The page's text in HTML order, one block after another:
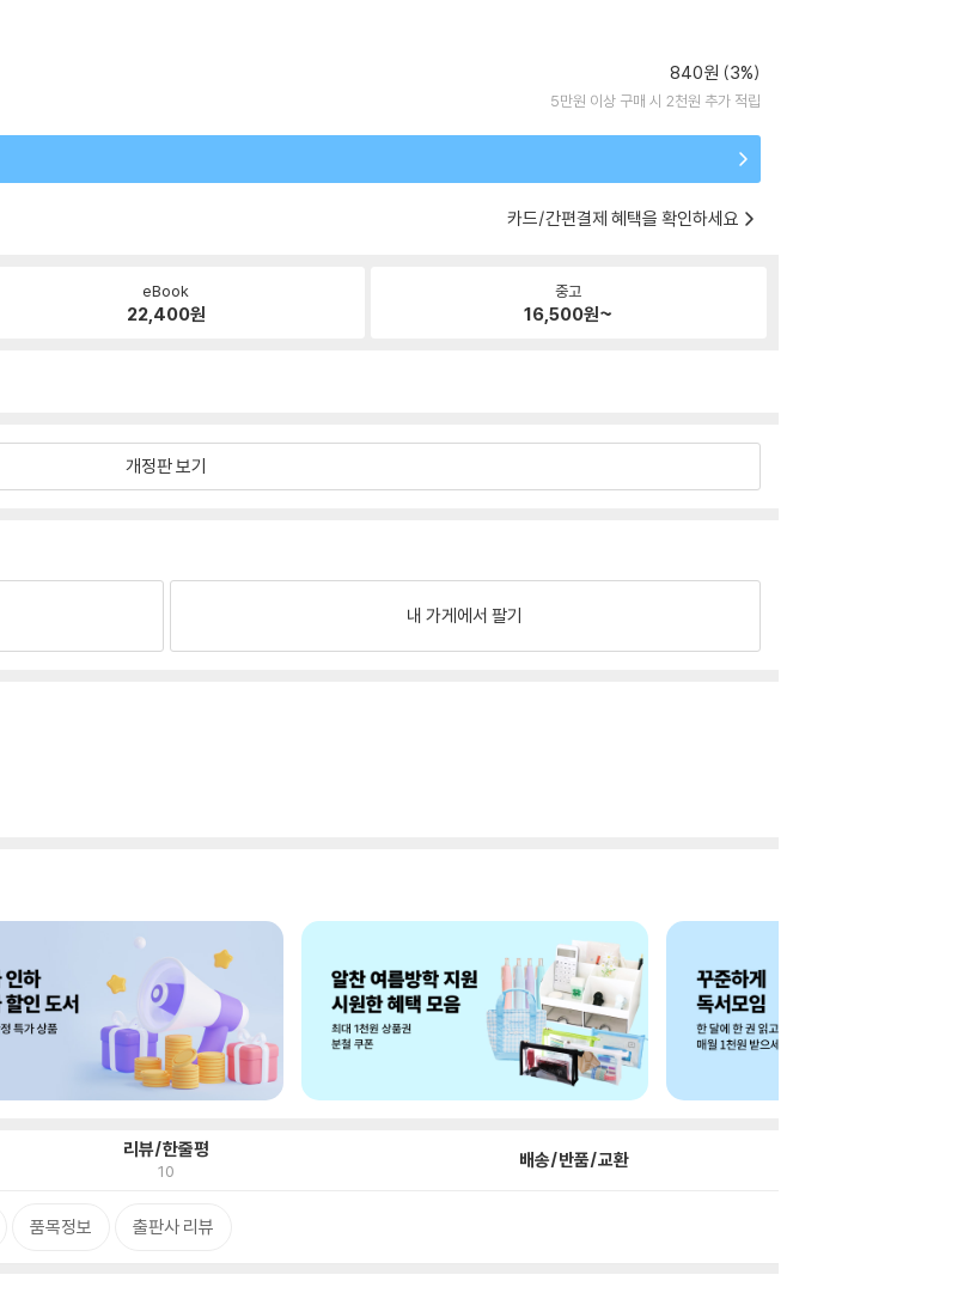
840원 (3%)
5만원 이상 구매 시 2천원 추가 적립
카드/간편결제 혜택을 확인하세요
eBook
22,400원
중고
16,500원~
개정판 보기
내 가게에서 팔기
리뷰/한줄평
10 배송/반품/교환
품목정보 출판사 리뷰